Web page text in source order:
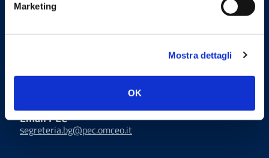
Marketing
Mostra dettagli
OK
segreteria@omceo.bg.it
ufficiostampa@omceo.bg.it
Email PEC
segreteria.bg@pec.omceo.it